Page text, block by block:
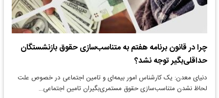
چرا در قانون برنامه هفتم به متناسب‌سازی حقوق بازنشستگان
حداقلی‌بگیر توجه نشد؟
دنیای معدن: یک کارشناس امور بیمه‌ای و تامین اجتماعی در خصوص علت
لحاظ نشدن متناسب‌سازی حقوق مستمری‌بگیران تامین اجتماعی…